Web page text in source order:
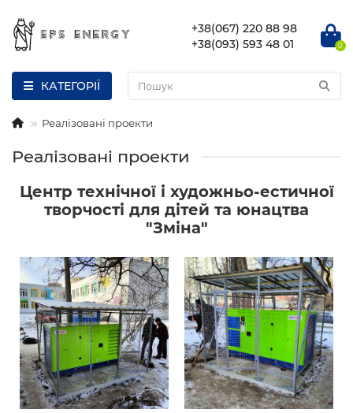
+38(067) 220 88 98
+38(093) 593 48 01
0
КАТЕГОРІЇ
Реалізовані проекти
Реалізовані проекти
Центр технічної і художньо-естичної
творчості для дітей та юнацтва
"Зміна"